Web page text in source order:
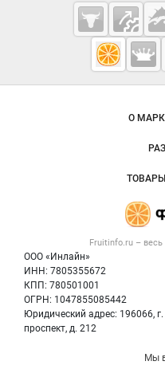
Cсылки на
Fruitinfo.ru
— рынок
фруктов
Важные разделы и
Fruitinfo.ru – весь
ООО «Инлайн»
ИНН: 7805355672
КПП: 780501001
ОГРН: 1047855085442
Юридический адрес: 196066,
проспект, д. 212
Навигация по сайту
О
Политика
Мы